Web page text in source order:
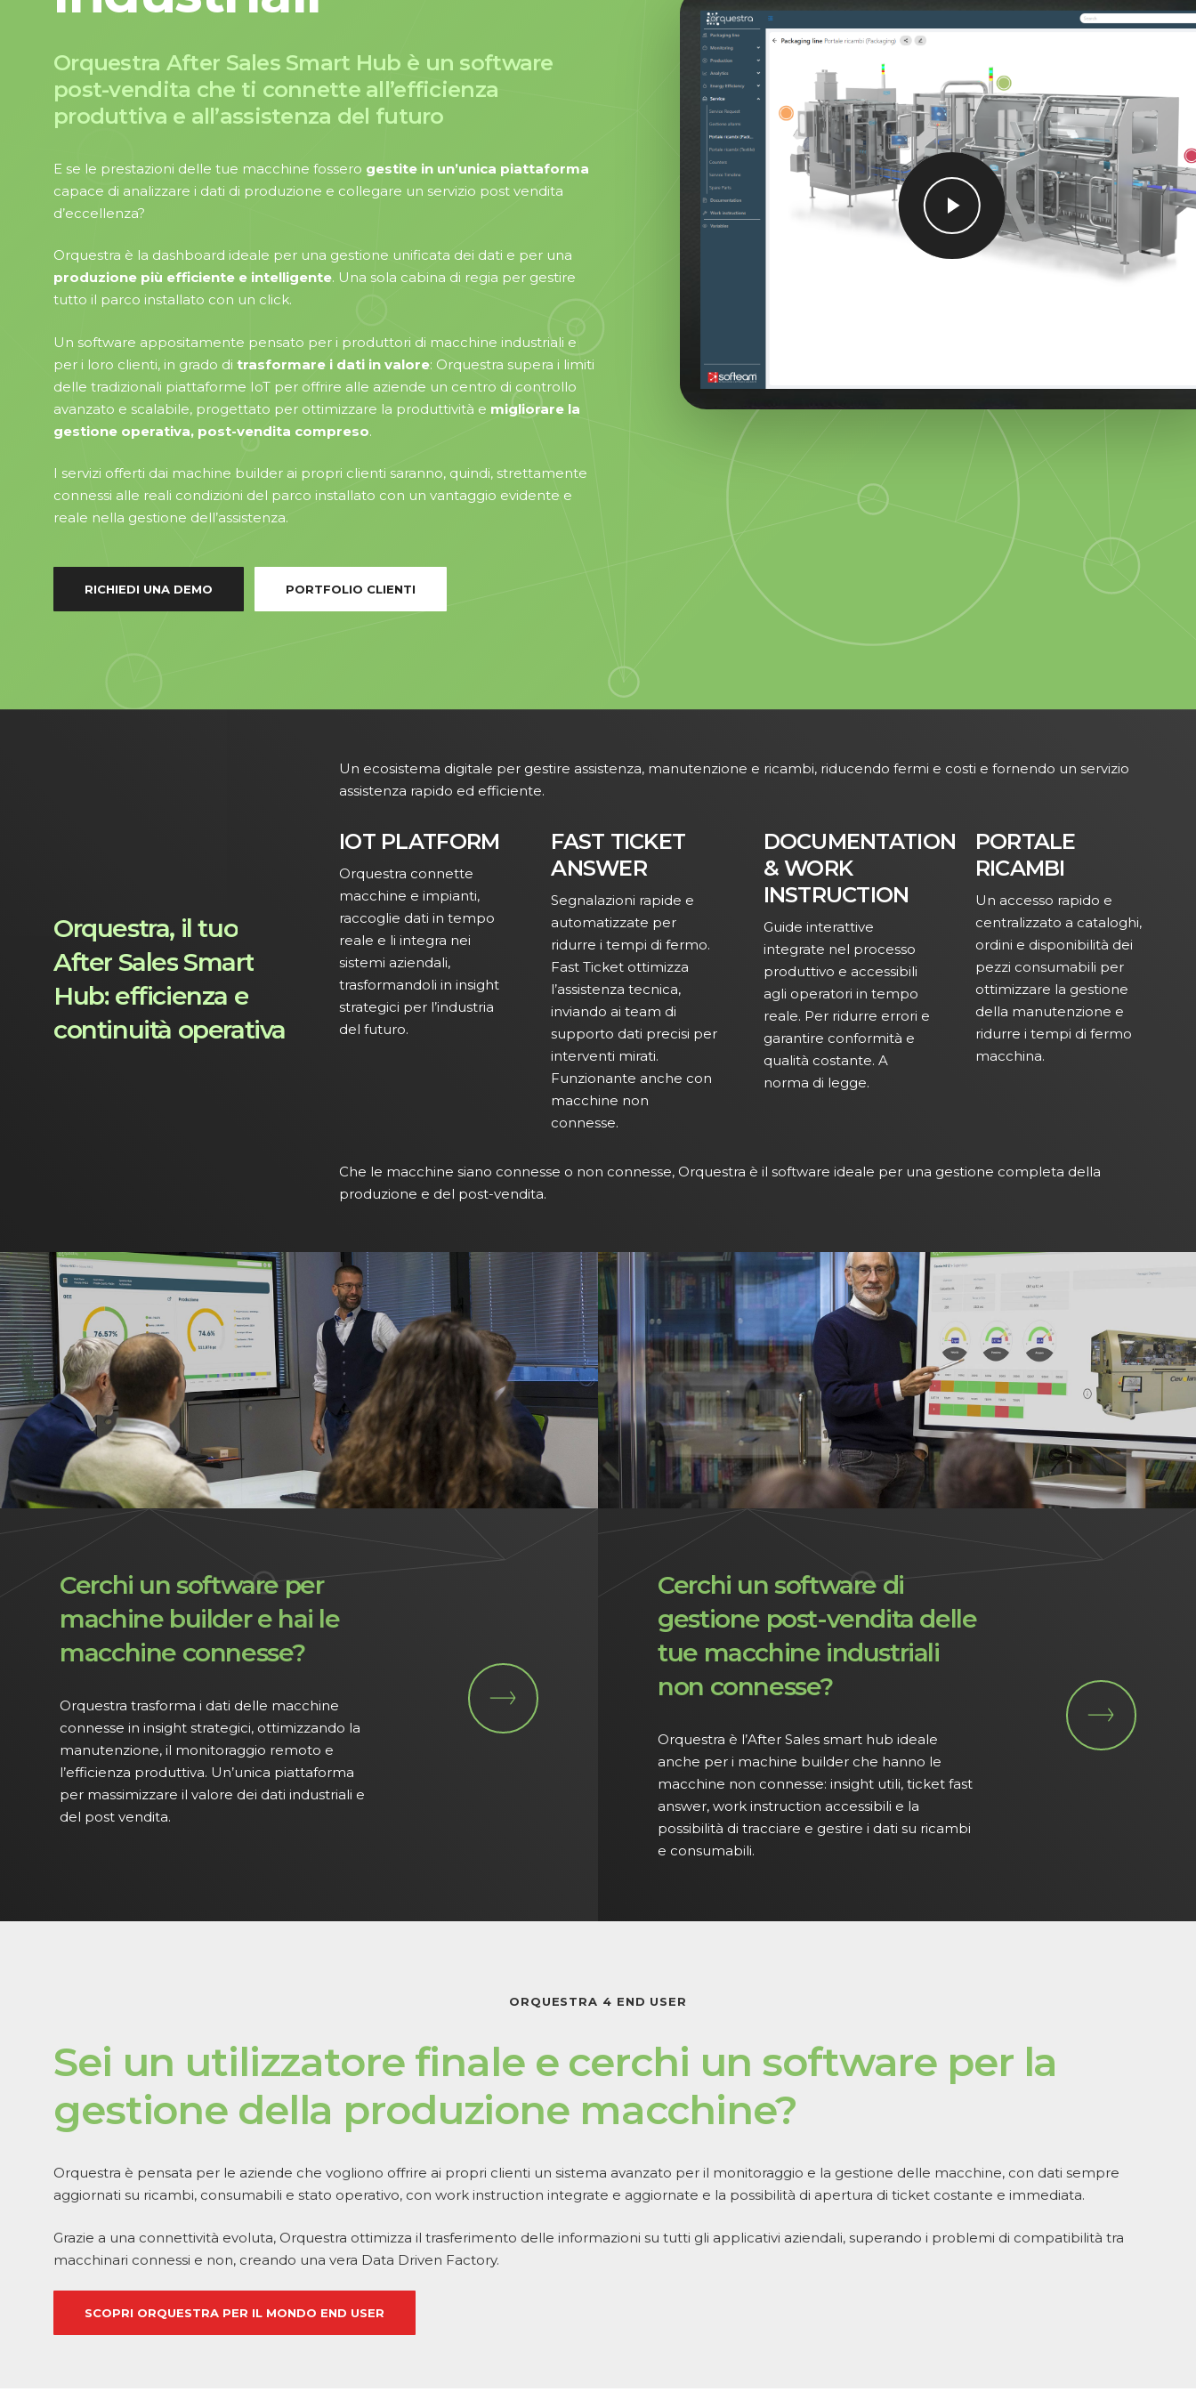
Orquestra After Sales Smart Hub è un software
post-vendita che ti connette all’efficienza
produttiva e all’assistenza del futuro
E se le prestazioni delle tue macchine fossero gestite in un’unica piattaforma
capace di analizzare i dati di produzione e collegare un servizio post vendita
d’eccellenza?
Orquestra è la dashboard ideale per una gestione unificata dei dati e per una
produzione più efficiente e intelligente. Una sola cabina di regia per gestire
tutto il parco installato con un click.
Un software appositamente pensato per i produttori di macchine industriali e
per i loro clienti, in grado di trasformare i dati in valore: Orquestra supera i limiti
delle tradizionali piattaforme IoT per offrire alle aziende un centro di controllo
avanzato e scalabile, progettato per ottimizzare la produttività e migliorare la
gestione operativa, post-vendita compreso.
I servizi offerti dai machine builder ai propri clienti saranno, quindi, strettamente
connessi alle reali condizioni del parco installato con un vantaggio evidente e
reale nella gestione dell’assistenza.
RICHIEDI UNA DEMO PORTFOLIO CLIENTI
Play
Video
Orquestra, il tuo
After SalesSmart
Hub: efficienza e
continuità operativa
Un ecosistema digitale per gestire assistenza, manutenzione e ricambi, riducendo fermi e costi e fornendo un servizio
assistenza rapido ed efficiente.
IOT PLATFORM
Orquestra connette
macchine e impianti,
raccoglie dati in tempo
reale e li integra nei
sistemi aziendali,
trasformandoli in insight
strategici per l’industria
del futuro.
FAST TICKET
ANSWER
Segnalazioni rapide e
automatizzate per
ridurre i tempi di fermo.
Fast Ticket ottimizza
l’assistenza tecnica,
inviando ai team di
supporto dati precisi per
interventi mirati.
Funzionante anche con
macchine non
connesse.
DOCUMENTATION
& WORK
INSTRUCTION
Guide interattive
integrate nel processo
produttivo e accessibili
agli operatori in tempo
reale. Per ridurre errori e
garantire conformità e
qualità costante. A
norma di legge.
PORTALE
RICAMBI
Un accesso rapido e
centralizzato a cataloghi,
ordini e disponibilità dei
pezzi consumabili per
ottimizzare la gestione
della manutenzione e
ridurre i tempi di fermo
macchina.
Che le macchine siano connesse o non connesse, Orquestra è il software ideale per una gestione completa della
produzione e del post-vendita.
Cerchi un software per
machine builder e hai le
macchine connesse?
Orquestra trasforma i dati delle macchine
connesse in insight strategici, ottimizzando la
manutenzione, il monitoraggio remoto e
l’efficienza produttiva. Un’unica piattaforma
per massimizzare il valore dei dati industriali e
del post vendita.
Cerchi un software di
gestione post-vendita delle
tue macchine industriali
non connesse?
Orquestra è l’After Sales smart hub ideale
anche per i machine builder che hanno le
macchine non connesse: insight utili, ticket fast
answer, work instruction accessibili e la
possibilità di tracciare e gestire i dati su ricambi
e consumabili.
ORQUESTRA 4 END USER
Sei un utilizzatore finale e cerchi un software per la
gestione della produzione macchine?
Orquestra è pensata per le aziende che vogliono offrire ai propri clienti un sistema avanzato per il monitoraggio e la gestione delle macchine, con dati sempre
aggiornati su ricambi, consumabili e stato operativo, con work instruction integrate e aggiornate e la possibilità di apertura di ticket costante e immediata.
Grazie a una connettività evoluta, Orquestra ottimizza il trasferimento delle informazioni su tutti gli applicativi aziendali, superando i problemi di compatibilità tra
macchinari connessi e non, creando una vera Data Driven Factory.
SCOPRI ORQUESTRA PER IL MONDO END USER